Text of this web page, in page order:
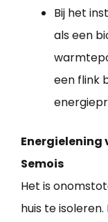
Bij het
als een
een flink
Energielening
Semois
Het is
huis te